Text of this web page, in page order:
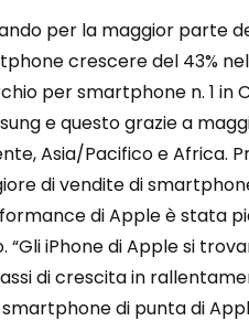
per la maggior parte
crescere del 43%
per smartphone n. 1 in
e questo grazie a
Asia/Pacifico e Africa.
di vendite di
di Apple è stata
iPhone di Apple si
di crescita in
di punta di